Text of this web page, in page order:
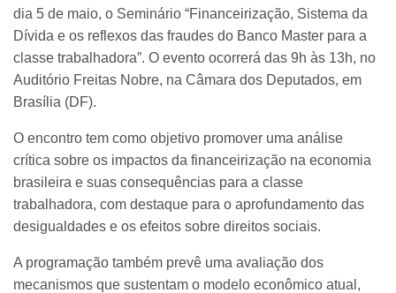
dia 5 de maio, o Seminário “Financeirização, Sistema da
Dívida e os reflexos das fraudes do Banco Master para a
classe trabalhadora”. O evento ocorrerá das 9h às 13h, no
Auditório Freitas Nobre, na Câmara dos Deputados, em
Brasília (DF).
O encontro tem como objetivo promover uma análise
crítica sobre os impactos da financeirização na economia
brasileira e suas consequências para a classe
trabalhadora, com destaque para o aprofundamento das
desigualdades e os efeitos sobre direitos sociais.
A programação também prevê uma avaliação dos
mecanismos que sustentam o modelo econômico atual,